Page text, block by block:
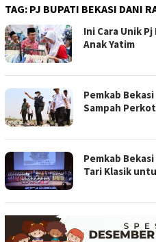
TAG: PJ BUPATI BEKASI DANI
Ini Cara Unik
Anak Yatim
Pemkab
Sampah
Pemkab
Tari Klasik